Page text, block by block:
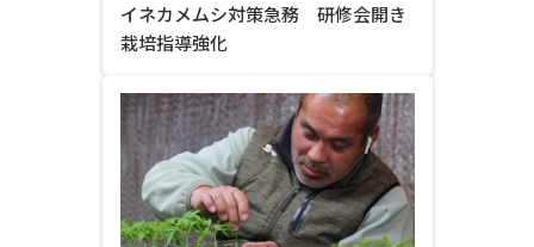
イネカメムシ対策急務 研修会開き
栽培指導強化